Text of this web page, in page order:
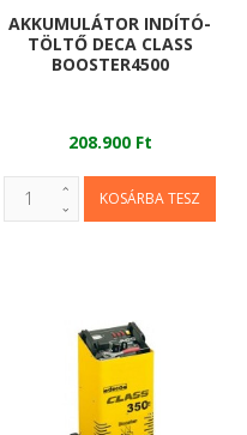
AKKUMULÁTOR INDÍTÓ-
TÖLTŐ DECA CLASS
BOOSTER4500
208.900 Ft